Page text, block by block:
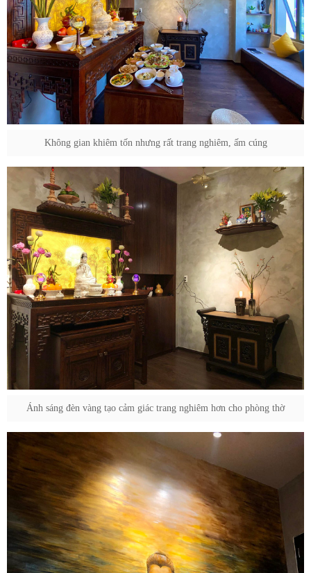
Không gian khiêm tốn nhưng rất trang nghiêm, ấm cúng
Ánh sáng đèn vàng tạo cảm giác trang nghiêm hơn cho phòng thờ